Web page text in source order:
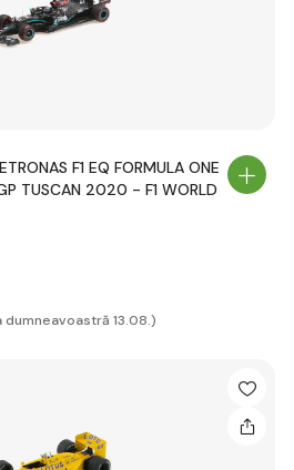
F1 EQ FORMULA ONE
TUSCAN 2020 - F1 WORLD
dumneavoastră 13.08.)